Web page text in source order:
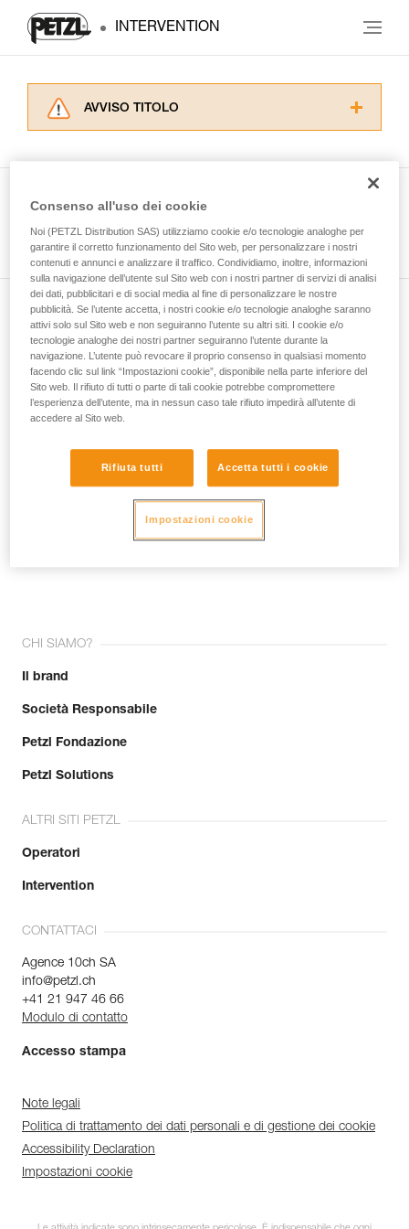
INTERVENTION
AVVISO TITOLO
La padronanza di queste tecniche richiede una
formazione ed un addestramento specifico.
Verificate con un professionista la vostra
capacità di rifare la manovra, da soli, in piena
sicurezza, prima di riprodurla autonomamente.
Forniamo esempi di tecniche relative alla vostra
attività. Ne possono esistere altre che non
vengono qui descritte.
Guarda tutti i consigli tecnici
Iscriviti alla newsletter
e rimani connesso alle nostre novità
E-mail *
Unisciti alla community!
CHI SIAMO?
Il brand
Società Responsabile
Petzl Fondazione
Petzl Solutions
ALTRI SITI PETZL
Operatori
Intervention
CONTATTACI
Agence 10ch SA
info@petzl.ch
+41 21 947 46 66
Modulo di contatto
Accesso stampa
Note legali
Politica di trattamento dei dati personali e di gestione dei cookie
Accessibility Declaration
Impostazioni cookie
Consenso all'uso dei cookie
Noi (PETZL Distribution SAS) utilizziamo cookie e/o tecnologie analoghe per
garantire il corretto funzionamento del Sito web, per personalizzare i nostri
contenuti e annunci e analizzare il traffico. Condividiamo, inoltre, informazioni
sulla navigazione dell’utente sul Sito web con i nostri partner di servizi di analisi
dei dati, pubblicitari e di social media al fine di personalizzare le nostre
pubblicità. Se l’utente accetta, i nostri cookie e/o tecnologie analoghe saranno
attivi solo sul Sito web e non seguiranno l’utente su altri siti. I cookie e/o
tecnologie analoghe dei nostri partner seguiranno l’utente durante la
navigazione. L’utente può revocare il proprio consenso in qualsiasi momento
facendo clic sul link “Impostazioni cookie”, disponibile nella parte inferiore del
Sito web. Il rifiuto di tutti o parte di tali cookie potrebbe compromettere
l’esperienza dell’utente, ma in nessun caso tale rifiuto impedirà all’utente di
accedere al Sito web.
Rifiuta tutti Accetta tutti i cookie
Impostazioni cookie